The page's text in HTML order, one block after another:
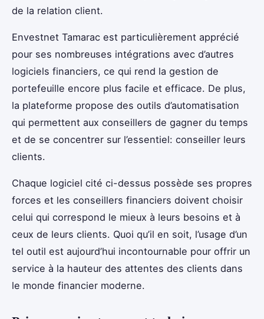
de la relation client.
Envestnet Tamarac est particulièrement apprécié
pour ses nombreuses intégrations avec d’autres
logiciels financiers, ce qui rend la gestion de
portefeuille encore plus facile et efficace. De plus,
la plateforme propose des outils d’automatisation
qui permettent aux conseillers de gagner du temps
et de se concentrer sur l’essentiel: conseiller leurs
clients.
Chaque logiciel cité ci-dessus possède ses propres
forces et les conseillers financiers doivent choisir
celui qui correspond le mieux à leurs besoins et à
ceux de leurs clients. Quoi qu’il en soit, l’usage d’un
tel outil est aujourd’hui incontournable pour offrir un
service à la hauteur des attentes des clients dans
le monde financier moderne.